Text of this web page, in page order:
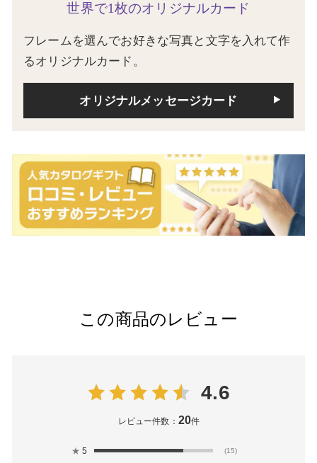
世界で1枚のオリジナルカード
フレームを選んでお好きな写真と文字を入れて作
るオリジナルカード。
オリジナルメッセージカード
この商品のレビュー
4.6
レビュー件数： 20件
★ 5 (15)